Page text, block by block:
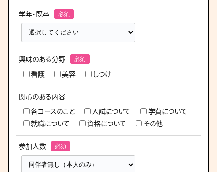
学年・既卒
興味のある分野
看護
美容 しつけ
関心のある内容
各コースのこと
入試について
学費について
就職について
資格について その他
参加人数